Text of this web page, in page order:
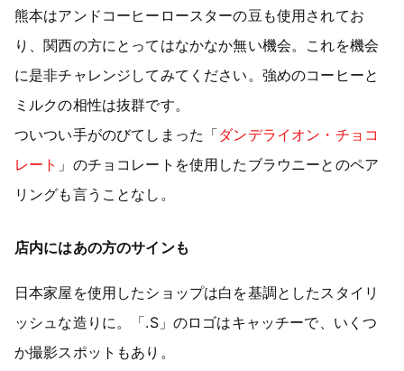
熊本はアンドコーヒーロースターの豆も使用されてお
り、関西の方にとってはなかなか無い機会。これを機会
に是非チャレンジしてみてください。強めのコーヒーと
ミルクの相性は抜群です。
ついつい手がのびてしまった「ダンデライオン・チョコ
レート 」のチョコレートを使用したブラウニーとのペア
リングも言うことなし。
店内にはあの方のサインも
日本家屋を使用したショップは白を基調としたスタイリ
ッシュな造りに。「.S」のロゴはキャッチーで、いくつ
か撮影スポットもあり。